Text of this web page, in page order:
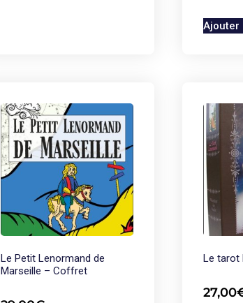
Ajouter
Le Petit Lenormand de
Marseille – Coffret
Le tarot
27,00